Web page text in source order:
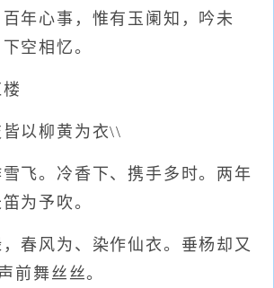
年心事，惟有玉阑知，吟未
空相忆。
以柳黄为衣\\
。冷香下、携手多时。两年
为予吹。
风为、染作仙衣。垂杨却又
前舞丝丝。